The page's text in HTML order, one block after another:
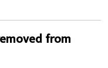
from